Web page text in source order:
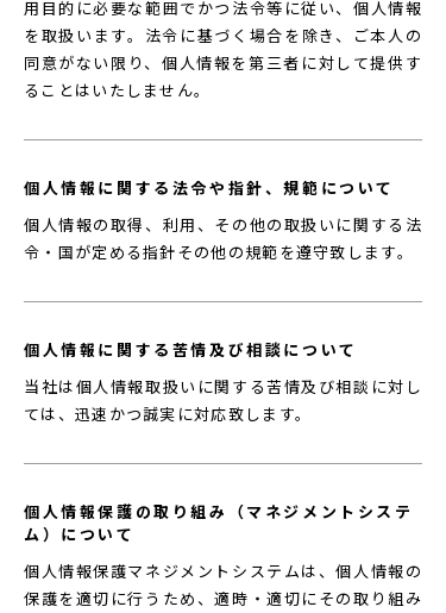
用目的に必要な範囲でかつ法令等に従い、個人情報
を取扱います。法令に基づく場合を除き、ご本人の
同意がない限り、個人情報を第三者に対して提供す
ることはいたしません。
個人情報に関する法令や指針、規範について
個人情報の取得、利用、その他の取扱いに関する法
令・国が定める指針その他の規範を遵守致します。
個人情報に関する苦情及び相談について
当社は個人情報取扱いに関する苦情及び相談に対し
ては、迅速かつ誠実に対応致します。
個人情報保護の取り組み（マネジメントシステ
ム）について
個人情報保護マネジメントシステムは、個人情報の
保護を適切に行うため、適時・適切にその取り組み